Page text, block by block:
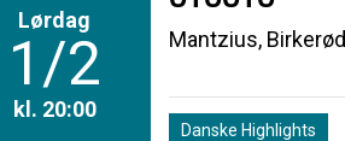
Lørdag
1/2
kl. 20:00
Mantzius, Birkerød
Danske Highlights